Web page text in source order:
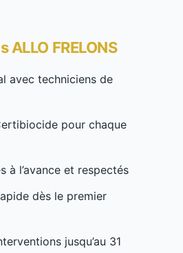
ALLO FRELONS
avec techniciens de
pour chaque
à l’avance et respectés
dès le premier
jusqu’au 31